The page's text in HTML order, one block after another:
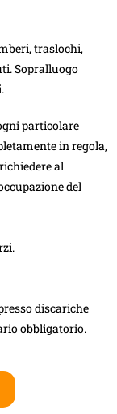
traslochi,
Sopralluogo
particolare
in regola,
al
del
discariche
obbligatorio.